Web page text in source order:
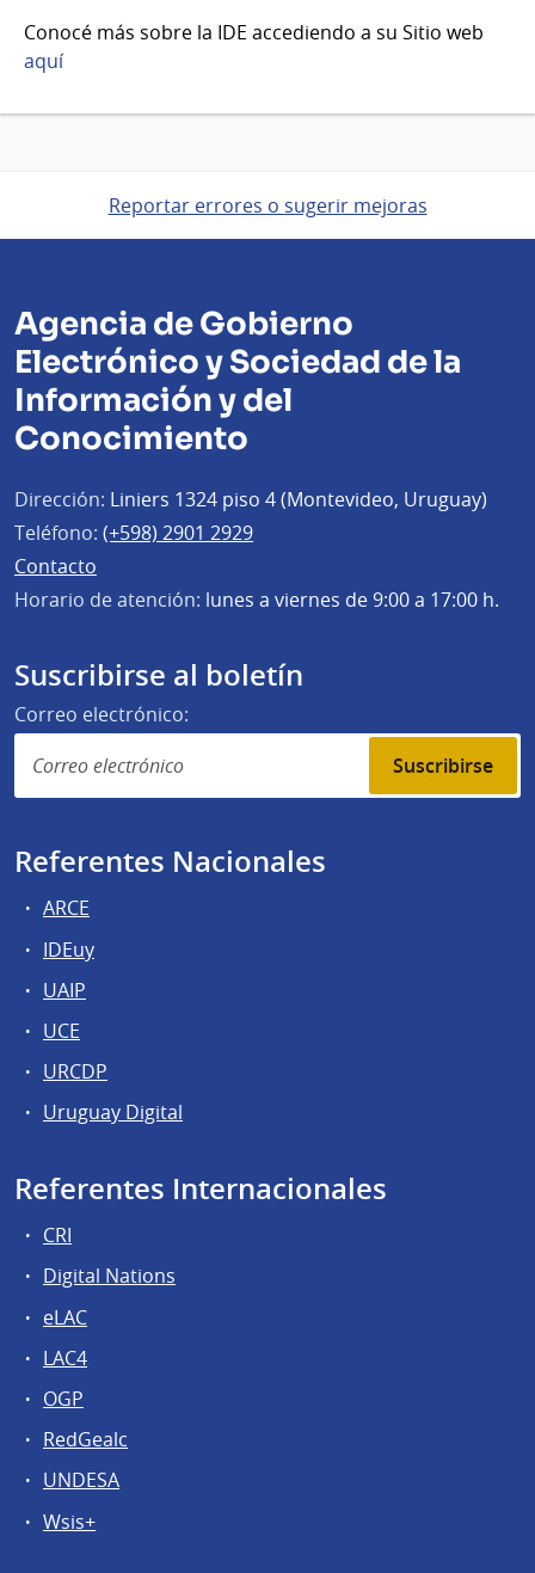
Conocé más sobre la IDE accediendo a su Sitio web
aquí
Reportar errores o sugerir mejoras
Agencia de Gobierno
Electrónico y Sociedad de la
Información y del
Conocimiento
Dirección: Liniers 1324 piso 4 (Montevideo, Uruguay)
Teléfono: (+598) 2901 2929
Contacto
Horario de atención: lunes a viernes de 9:00 a 17:00 h.
Suscribirse al boletín
Correo electrónico:
Suscribirse
Referentes Nacionales
ARCE
IDEuy
UAIP
UCE
URCDP
Uruguay Digital
Referentes Internacionales
CRI
Digital Nations
eLAC
LAC4
OGP
RedGealc
UNDESA
Wsis+